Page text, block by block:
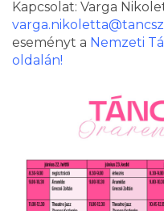
Kapcsolat: Varga
eseményt a Nemzeti
oldalán!